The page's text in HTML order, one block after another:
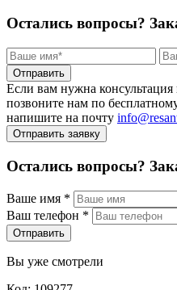
Остались вопросы?
Отправить
Если вам нужна
позвоните нам по
напишите на почту
Отправить заявку
Остались вопросы?
Ваше имя *
Ваш телефон *
Отправить
Вы уже смотрели